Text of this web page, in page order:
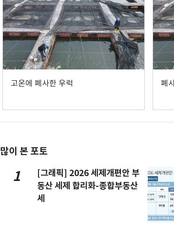
고온에 폐사한 우럭 폐
많이 본 포토
1
[그래픽] 2026 세제개편안 부
동산 세제 합리화-종합부동산
세